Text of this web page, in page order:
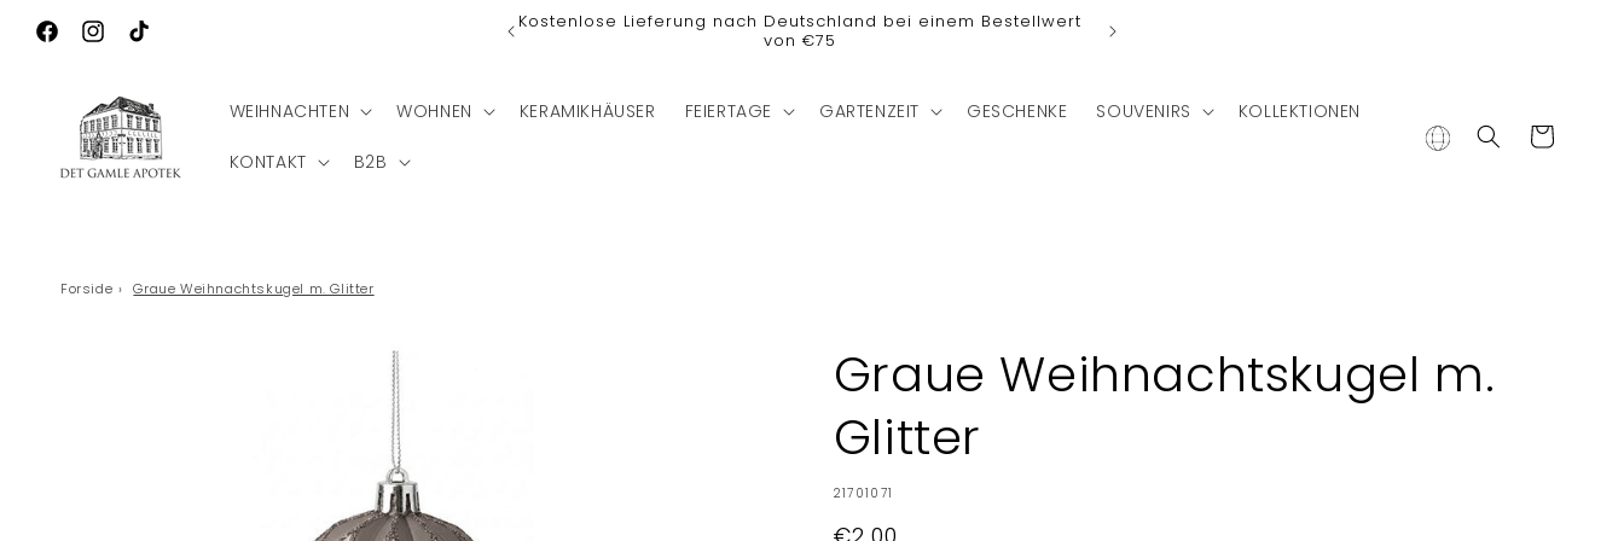
Direkt zum
InhaltFacebookInstagram
TikTok
Wilkommen zu Det Gamle Apotek
Kostenlose Lieferung nach Deutschland bei einem Bestellwert
von €75
WEIHNACHTEN WOHNEN KERAMIKHÄUSER FEIERTAGE GARTENZEIT GESCHENKE SOUVENIRS KOLLEKTIONEN
KONTAKT B2B
Warenkorb
Forside › Graue Weihnachtskugel m. Glitter
Graue Weihnachtskugel m.
Glitter
SKU:
21701071
Normaler